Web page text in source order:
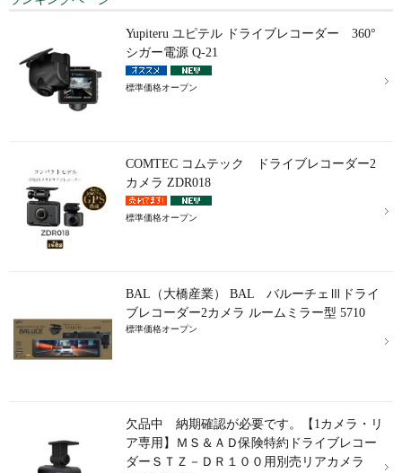
Yupiteru ユピテル ドライブレコーダー 360°
シガー電源 Q-21
標準価格オープン
COMTEC コムテック ドライブレコーダー2
カメラ ZDR018
標準価格オープン
BAL（大橋産業） BAL バルーチェⅢドライ
ブレコーダー2カメラ ルームミラー型 5710
標準価格オープン
欠品中 納期確認が必要です。【1カメラ・リ
ア専用】ＭＳ＆ＡＤ保険特約ドライブレコー
ダーＳＴＺ－ＤＲ１００用別売リアカメラ